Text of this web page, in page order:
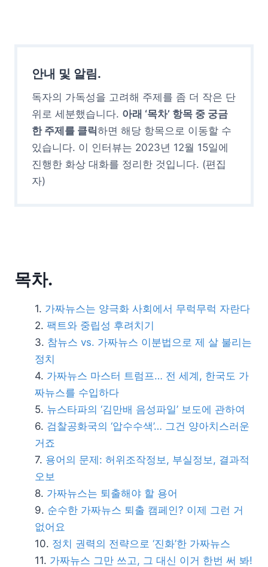
안내 및 알림.
독자의 가독성을 고려해 주제를 좀 더 작은 단
위로 세분했습니다. 아래 ‘목차’ 항목 중 궁금
한 주제를 클릭하면 해당 항목으로 이동할 수
있습니다. 이 인터뷰는 2023년 12월 15일에
진행한 화상 대화를 정리한 것입니다. (편집
자)
목차.
가짜뉴스는 양극화 사회에서 무럭무럭 자란다
팩트와 중립성 후려치기
참뉴스 vs. 가짜뉴스 이분법으로 제 살 불리는
정치
가짜뉴스 마스터 트럼프… 전 세계, 한국도 가
짜뉴스를 수입하다
뉴스타파의 ‘김만배 음성파일’ 보도에 관하여
검찰공화국의 ‘압수수색’… 그건 양아치스러운
거죠
용어의 문제: 허위조작정보, 부실정보, 결과적
오보
가짜뉴스는 퇴출해야 할 용어
순수한 가짜뉴스 퇴출 캠페인? 이제 그런 거
없어요
정치 권력의 전략으로 ‘진화’한 가짜뉴스
가짜뉴스 그만 쓰고, 그 대신 이거 한번 써 봐!